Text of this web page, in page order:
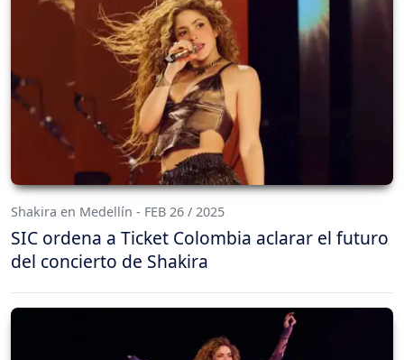
Shakira en Medellín - FEB 26 / 2025
SIC ordena a Ticket Colombia aclarar el futuro
del concierto de Shakira